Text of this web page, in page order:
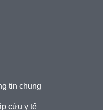
tin chung
cứu y tế